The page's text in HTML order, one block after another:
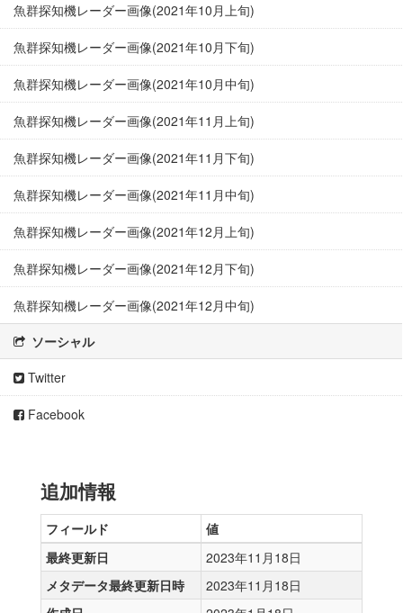
魚群探知機レーダー画像(2021年10月上旬)
魚群探知機レーダー画像(2021年10月下旬)
魚群探知機レーダー画像(2021年10月中旬)
魚群探知機レーダー画像(2021年11月上旬)
魚群探知機レーダー画像(2021年11月下旬)
魚群探知機レーダー画像(2021年11月中旬)
魚群探知機レーダー画像(2021年12月上旬)
魚群探知機レーダー画像(2021年12月下旬)
魚群探知機レーダー画像(2021年12月中旬)
ソーシャル
Twitter
Facebook
追加情報
フィールド
値
最終更新日
2023年11月18日
メタデータ最終更新日時
2023年11月18日